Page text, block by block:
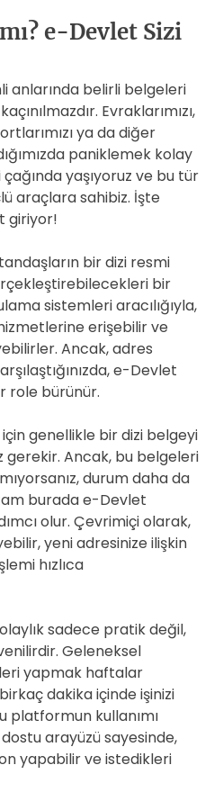
e-Devlet Sizi
anlarında belirli belgeleri
Evraklarımızı,
ya da diğer
paniklemek kolay
yaşıyoruz ve bu tür
araçlara sahibiz. İşte
giriyor!
bir dizi resmi
bir
sistemleri aracılığıyla,
erişebilir ve
Ancak, adres
e-Devlet
role bürünür.
genellikle bir dizi belgeyi
gerekir. Ancak, bu belgeleri
durum daha da
burada e-Devlet
olur. Çevrimiçi olarak,
yeni adresinize ilişkin
hızlıca
sadece pratik değil,
Geleneksel
yapmak haftalar
dakika içinde işinizi
platformun kullanımı
arayüzü sayesinde,
yapabilir ve istedikleri